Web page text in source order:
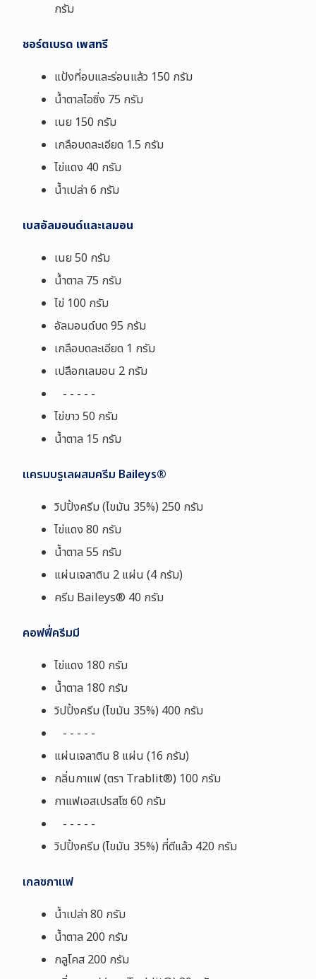
กรัม
ชอร์ตเบรด เพสทรี
แป้งที่อบและร่อนแล้ว 150 กรัม
น้ำตาลไอซิ่ง 75 กรัม
เนย 150 กรัม
เกลือบดละเอียด 1.5 กรัม
ไข่แดง 40 กรัม
น้ำเปล่า 6 กรัม
เบสอัลมอนด์และเลมอน
เนย 50 กรัม
น้ำตาล 75 กรัม
ไข่ 100 กรัม
อัลมอนด์บด 95 กรัม
เกลือบดละเอียด 1 กรัม
เปลือกเลมอน 2 กรัม
- - - - -
ไข่ขาว 50 กรัม
น้ำตาล 15 กรัม
แครมบรูเลผสมครีม Baileys®
วิปปิ้งครีม (ไขมัน 35%) 250 กรัม
ไข่แดง 80 กรัม
น้ำตาล 55 กรัม
แผ่นเจลาติน 2 แผ่น (4 กรัม)
ครีม Baileys® 40 กรัม
คอฟฟี่ครีมมี
ไข่แดง 180 กรัม
น้ำตาล 180 กรัม
วิปปิ้งครีม (ไขมัน 35%) 400 กรัม
- - - - -
แผ่นเจลาติน 8 แผ่น (16 กรัม)
กลิ่นกาแฟ (ตรา Trablit®) 100 กรัม
กาแฟเอสเปรสโซ 60 กรัม
- - - - -
วิปปิ้งครีม (ไขมัน 35%) ที่ตีแล้ว 420 กรัม
เกลซกาแฟ
น้ำเปล่า 80 กรัม
น้ำตาล 200 กรัม
กลูโคส 200 กรัม